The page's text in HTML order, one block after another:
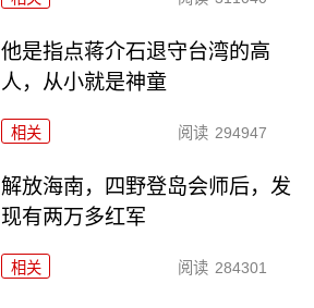
他是指点蒋介石退守台湾的高
人，从小就是神童
相关 阅读 294947
解放海南，四野登岛会师后，发
现有两万多红军
相关 阅读 284301